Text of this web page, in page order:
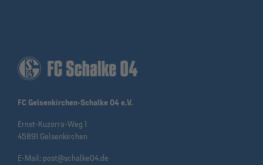
FC Gelsenkirchen-Schalke 04 e.V.
Ernst-Kuzorra-Weg 1
45891 Gelsenkirchen
E-Mail: post@schalke04.de